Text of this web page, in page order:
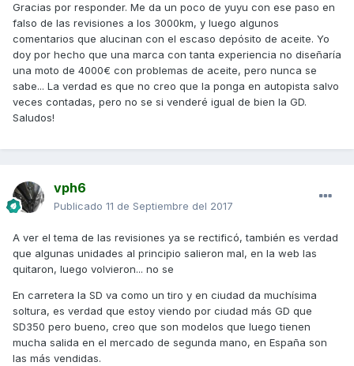
Gracias por responder. Me da un poco de yuyu con ese paso en
falso de las revisiones a los 3000km, y luego algunos
comentarios que alucinan con el escaso depósito de aceite. Yo
doy por hecho que una marca con tanta experiencia no diseñaría
una moto de 4000€ con problemas de aceite, pero nunca se
sabe... La verdad es que no creo que la ponga en autopista salvo
veces contadas, pero no se si venderé igual de bien la GD.
Saludos!
vph6
Publicado 11 de Septiembre del 2017
A ver el tema de las revisiones ya se rectificó, también es verdad
que algunas unidades al principio salieron mal, en la web las
quitaron, luego volvieron... no se
En carretera la SD va como un tiro y en ciudad da muchísima
soltura, es verdad que estoy viendo por ciudad más GD que
SD350 pero bueno, creo que son modelos que luego tienen
mucha salida en el mercado de segunda mano, en España son
las más vendidas.